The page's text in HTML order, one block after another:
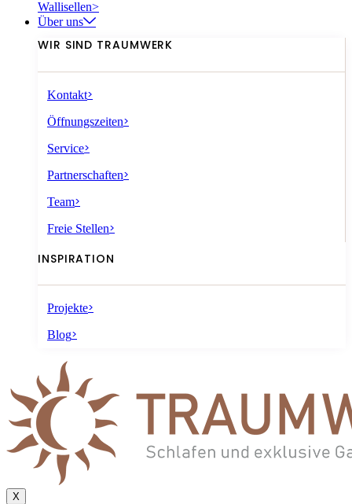
Wallisellen>
Über uns
WIR SIND TRAUMWERK
Kontakt>
Öffnungszeiten>
Service>
Partnerschaften>
Team>
Freie Stellen>
INSPIRATION
Projekte>
Blog>
X